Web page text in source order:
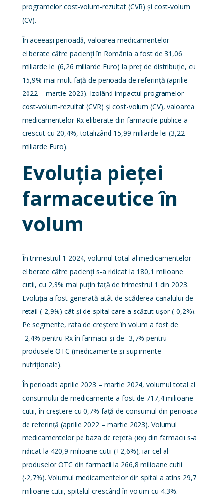
programelor cost-volum-rezultat (CVR) și cost-volum
(CV).
În aceeași perioadă, valoarea medicamentelor
eliberate către pacienţi în România a fost de 31,06
miliarde lei (6,26 miliarde Euro) la preţ de distribuție, cu
15,9% mai mult față de perioada de referință (aprilie
2022 – martie 2023). Izolând impactul programelor
cost-volum-rezultat (CVR) și cost-volum (CV), valoarea
medicamentelor Rx eliberate din farmaciile publice a
crescut cu 20,4%, totalizând 15,99 miliarde lei (3,22
miliarde Euro).
Evoluția pieței
farmaceutice în
volum
În trimestrul 1 2024, volumul total al medicamentelor
eliberate către pacienți s-a ridicat la 180,1 milioane
cutii, cu 2,8% mai puțin față de trimestrul 1 din 2023.
Evoluția a fost generată atât de scăderea canalului de
retail (-2,9%) cât și de spital care a scăzut ușor (-0,2%).
Pe segmente, rata de creștere în volum a fost de
-2,4% pentru Rx în farmacii și de -3,7% pentru
produsele OTC (medicamente și suplimente
nutriționale).
În perioada aprilie 2023 – martie 2024, volumul total al
consumului de medicamente a fost de 717,4 milioane
cutii, în creștere cu 0,7% față de consumul din perioada
de referință (aprilie 2022 – martie 2023). Volumul
medicamentelor pe baza de rețetă (Rx) din farmacii s-a
ridicat la 420,9 milioane cutii (+2,6%), iar cel al
produselor OTC din farmacii la 266,8 milioane cutii
(-2,7%). Volumul medicamentelor din spital a atins 29,7
milioane cutii, spitalul crescând în volum cu 4,3%.